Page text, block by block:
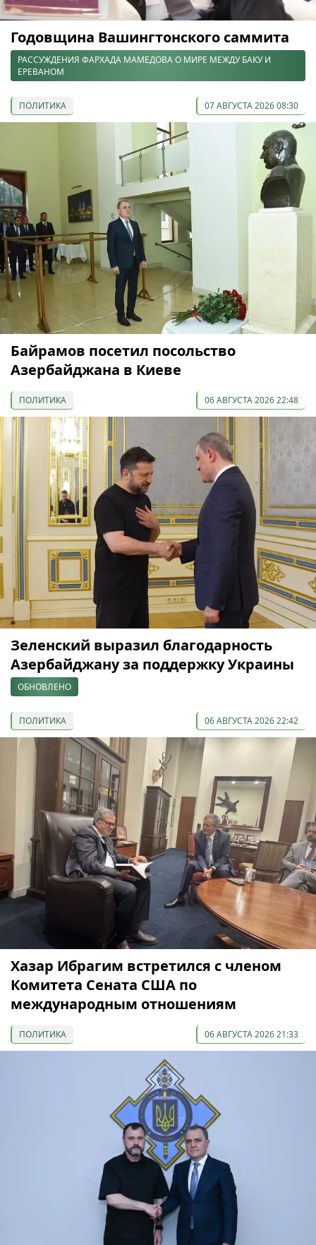
Годовщина Вашингтонского саммита
РАССУЖДЕНИЯ ФАРХАДА МАМЕДОВА О МИРЕ МЕЖДУ БАКУ И
ЕРЕВАНОМ
ПОЛИТИКА 07 АВГУСТА 2026 08:30
Байрамов посетил посольство
Азербайджана в Киеве
ПОЛИТИКА 06 АВГУСТА 2026 22:48
Зеленский выразил благодарность
Азербайджану за поддержку Украины
ОБНОВЛЕНО
ПОЛИТИКА 06 АВГУСТА 2026 22:42
Хазар Ибрагим встретился с членом
Комитета Сената США по
международным отношениям
ПОЛИТИКА 06 АВГУСТА 2026 21:33